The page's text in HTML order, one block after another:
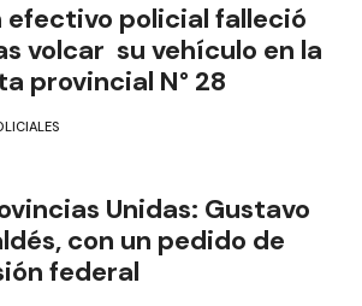
efectivo policial falleció
volcar su vehículo en la
provincial N° 28
Unidas: Gustavo
con un pedido de
federal